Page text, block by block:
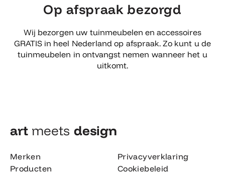
Op afspraak bezorgd
Wij bezorgen uw tuinmeubelen en accessoires
GRATIS in heel Nederland op afspraak. Zo kunt u de
tuinmeubelen in ontvangst nemen wanneer het u
uitkomt.
art meets design​
Merken
Producten
Privacyverklaring
Cookiebeleid